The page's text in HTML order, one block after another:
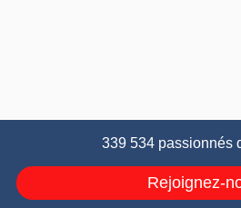
339 534 passionnés
Rejoignez-